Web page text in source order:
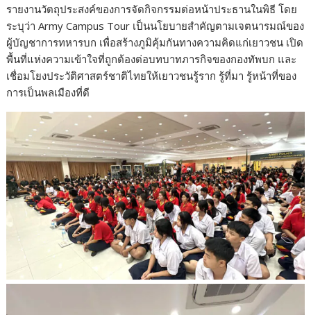
รายงานวัตถุประสงค์ของการจัดกิจกรรมต่อหน้าประธานในพิธี โดย
ระบุว่า Army Campus Tour เป็นนโยบายสำคัญตามเจตนารมณ์ของ
ผู้บัญชาการทหารบก เพื่อสร้างภูมิคุ้มกันทางความคิดแก่เยาวชน เปิด
พื้นที่แห่งความเข้าใจที่ถูกต้องต่อบทบาทภารกิจของกองทัพบก และ
เชื่อมโยงประวัติศาสตร์ชาติไทยให้เยาวชนรู้ราก รู้ที่มา รู้หน้าที่ของ
การเป็นพลเมืองที่ดี